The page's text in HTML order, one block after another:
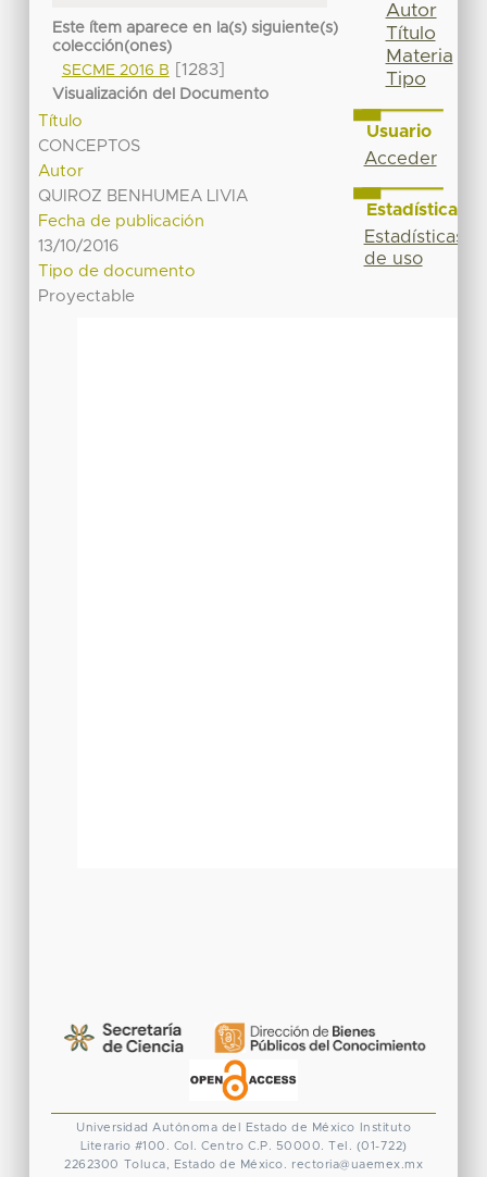
Este ítem aparece en la(s) siguiente(s)
colección(ones)
SECME 2016 B
[1283]
Visualización del Documento
Título
CONCEPTOS
Autor
QUIROZ BENHUMEA LIVIA
Fecha de publicación
13/10/2016
Tipo de documento
Proyectable
Autor
Título
Materia
Tipo
Usuario
Acceder
Estadísticas
Estadísticas
de uso
Universidad Autónoma del Estado de México
Instituto
Literario #100. Col. Centro C.P. 50000. Tel. (01-722)
2262300 Toluca, Estado de México. rectoria@uaemex.mx